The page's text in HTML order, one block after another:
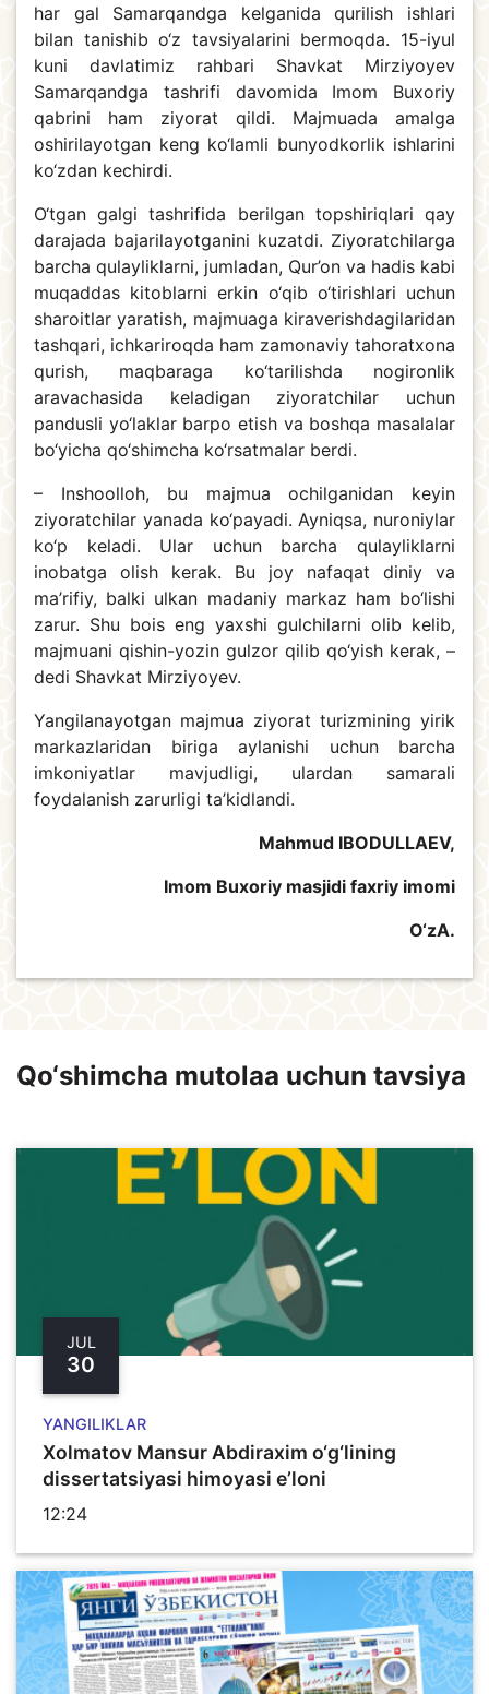
har gal Samarqandga kelganida qurilish ishlari
bilan tanishib o‘z tavsiyalarini bermoqda. 15-iyul
kuni davlatimiz rahbari Shavkat Mirziyoyev
Samarqandga tashrifi davomida Imom Buxoriy
qabrini ham ziyorat qildi. Majmuada amalga
oshirilayotgan keng ko‘lamli bunyodkorlik ishlarini
ko‘zdan kechirdi.
O‘tgan galgi tashrifida berilgan topshiriqlari qay
darajada bajarilayotganini kuzatdi. Ziyoratchilarga
barcha qulayliklarni, jumladan, Qur’on va hadis kabi
muqaddas kitoblarni erkin o‘qib o‘tirishlari uchun
sharoitlar yaratish, majmuaga kiraverishdagilaridan
tashqari, ichkariroqda ham zamonaviy tahoratxona
qurish, maqbaraga ko‘tarilishda nogironlik
aravachasida keladigan ziyoratchilar uchun
pandusli yo‘laklar barpo etish va boshqa masalalar
bo‘yicha qo‘shimcha ko‘rsatmalar berdi.
– Inshoolloh, bu majmua ochilganidan keyin
ziyoratchilar yanada ko‘payadi. Ayniqsa, nuroniylar
ko‘p keladi. Ular uchun barcha qulayliklarni
inobatga olish kerak. Bu joy nafaqat diniy va
ma’rifiy, balki ulkan madaniy markaz ham bo‘lishi
zarur. Shu bois eng yaxshi gulchilarni olib kelib,
majmuani qishin-yozin gulzor qilib qo‘yish kerak, –
dedi Shavkat Mirziyoyev.
Yangilanayotgan majmua ziyorat turizmining yirik
markazlaridan biriga aylanishi uchun barcha
imkoniyatlar mavjudligi, ulardan samarali
foydalanish zarurligi ta’kidlandi.
Mahmud IBODULLAEV,
Imom Buxoriy masjidi faxriy imomi
O‘zA.
Qo‘shimcha mutolaa uchun tavsiya
JUL
30
YANGILIKLAR
Xolmatov Mansur Abdiraxim o‘g‘lining
dissertatsiyasi himoyasi e’loni
12:24